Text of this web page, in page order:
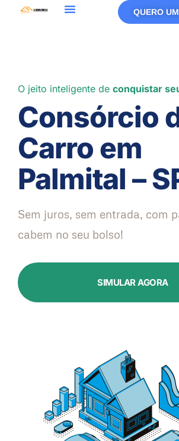
QUERO
O jeito inteligente de conquistar
Consórcio
Carro em
Palmital –
Sem juros, sem entrada, com
cabem no seu bolso!
SIMULAR AGORA